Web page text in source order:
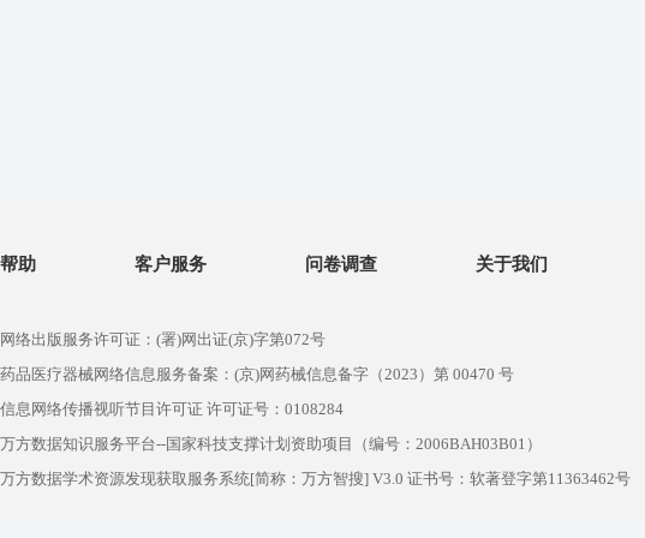
帮助 客户服务 问卷调查 关于我们
网络出版服务许可证：(署)网出证(京)字第072号
药品医疗器械网络信息服务备案：(京)网药械信息备字（2023）第 00470 号
信息网络传播视听节目许可证 许可证号：0108284
万方数据知识服务平台--国家科技支撑计划资助项目（编号：2006BAH03B01）
万方数据学术资源发现获取服务系统[简称：万方智搜] V3.0 证书号：软著登字第11363462号